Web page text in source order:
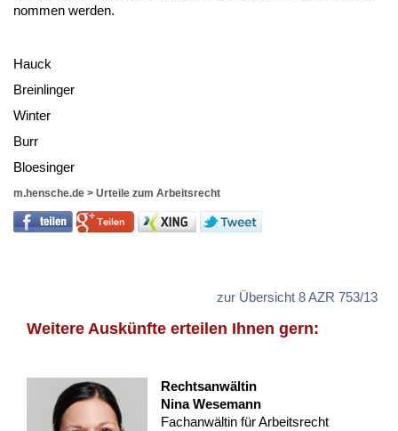
nom­men wer­den.
Hauck
Brein­lin­ger
Win­ter
Burr
Bloe­sin­ger
m.hensche.de > Urteile zum Arbeitsrecht
zur Übersicht 8 AZR 753/13
Weitere Auskünfte erteilen Ihnen gern:
Rechtsanwältin
Nina Wesemann
Fachanwältin für Arbeitsrecht